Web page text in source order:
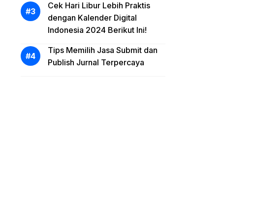
Cek Hari Libur Lebih Praktis
dengan Kalender Digital
Indonesia 2024 Berikut Ini!
Tips Memilih Jasa Submit dan
Publish Jurnal Terpercaya